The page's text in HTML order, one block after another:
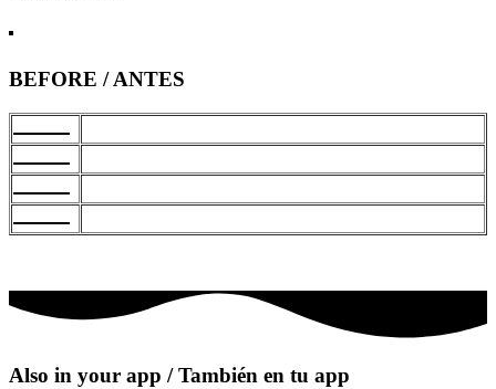
BEFORE / ANTES
Also in your app / También en tu app